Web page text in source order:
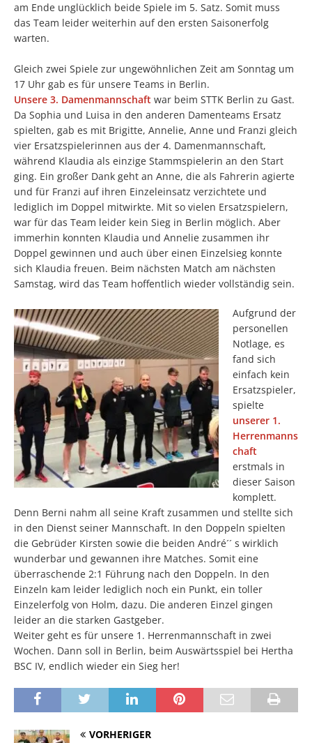
am Ende unglücklich beide Spiele im 5. Satz. Somit muss
das Team leider weiterhin auf den ersten Saisonerfolg
warten.
Gleich zwei Spiele zur ungewöhnlichen Zeit am Sonntag um
17 Uhr gab es für unsere Teams in Berlin.
Unsere 3. Damenmannschaft war beim STTK Berlin zu Gast.
Da Sophia und Luisa in den anderen Damenteams Ersatz
spielten, gab es mit Brigitte, Annelie, Anne und Franzi gleich
vier Ersatzspielerinnen aus der 4. Damenmannschaft,
während Klaudia als einzige Stammspielerin an den Start
ging. Ein großer Dank geht an Anne, die als Fahrerin agierte
und für Franzi auf ihren Einzeleinsatz verzichtete und
lediglich im Doppel mitwirkte. Mit so vielen Ersatzspielern,
war für das Team leider kein Sieg in Berlin möglich. Aber
immerhin konnten Klaudia und Annelie zusammen ihr
Doppel gewinnen und auch über einen Einzelsieg konnte
sich Klaudia freuen. Beim nächsten Match am nächsten
Samstag, wird das Team hoffentlich wieder vollständig sein.
Aufgrund der
personellen
Notlage, es
fand sich
einfach kein
Ersatzspieler,
spielte
unserer 1.
Herrenmanns
chaft
erstmals in
dieser Saison
komplett.
Denn Berni nahm all seine Kraft zusammen und stellte sich
in den Dienst seiner Mannschaft. In den Doppeln spielten
die Gebrüder Kirsten sowie die beiden André´´ s wirklich
wunderbar und gewannen ihre Matches. Somit eine
überraschende 2:1 Führung nach den Doppeln. In den
Einzeln kam leider lediglich noch ein Punkt, ein toller
Einzelerfolg von Holm, dazu. Die anderen Einzel gingen
leider an die starken Gastgeber.
Weiter geht es für unsere 1. Herrenmannschaft in zwei
Wochen. Dann soll in Berlin, beim Auswärtsspiel bei Hertha
BSC IV, endlich wieder ein Sieg her!
VORHERIGER